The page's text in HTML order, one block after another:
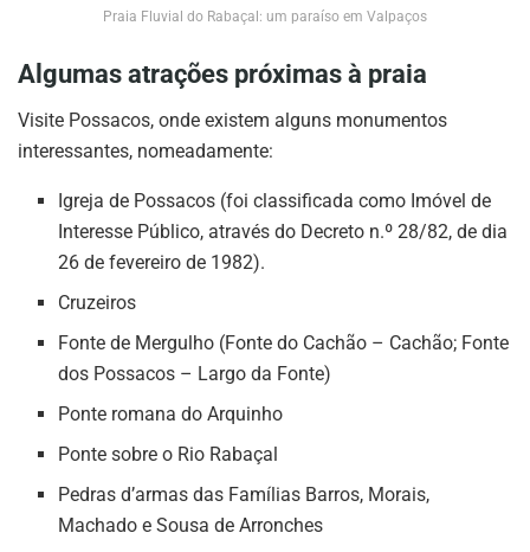
Praia Fluvial do Rabaçal: um paraíso em Valpaços
Algumas atrações próximas à praia
Visite Possacos, onde existem alguns monumentos
interessantes, nomeadamente:
Igreja de Possacos (foi classificada como Imóvel de
Interesse Público, através do Decreto n.º 28/82, de dia
26 de fevereiro de 1982).
Cruzeiros
Fonte de Mergulho (Fonte do Cachão – Cachão; Fonte
dos Possacos – Largo da Fonte)
Ponte romana do Arquinho
Ponte sobre o Rio Rabaçal
Pedras d’armas das Famílias Barros, Morais,
Machado e Sousa de Arronches